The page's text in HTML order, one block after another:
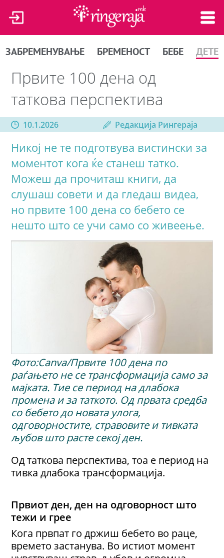
ЗАБРЕМЕНУВАЊЕ БРЕМЕНОСТ БЕБЕ ДЕТЕ
Првите 100 дена од
таткова перспектива
10.1.2026 Редакција Рингераја
Никој не те подготвува вистински за
моментот кога ќе станеш татко.
Можеш да прочиташ книги, да
слушаш совети и да гледаш видеа,
но првите 100 дена со бебето се
нешто што се учи само со живеење.
Фото:Canva/Првите 100 дена по
раѓањето не се трансформација само за
мајката. Тие се период на длабока
промена и за таткото. Од првата средба
со бебето до новата улога,
одговорностите, стравовите и тивката
љубов што расте секој ден.
Од таткова перспектива, тоа е период на
тивка длабока трансформација.
Првиот ден, ден на одговорност што
тежи и грее
Кога првпат го држиш бебето во раце,
времето застанува. Во истиот момент